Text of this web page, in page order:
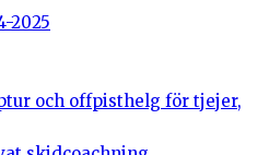
2025
och offpisthelg för tjejer,